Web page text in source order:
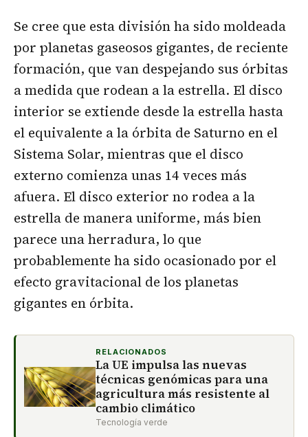
Se cree que esta división ha sido moldeada
por planetas gaseosos gigantes, de reciente
formación, que van despejando sus órbitas
a medida que rodean a la estrella. El disco
interior se extiende desde la estrella hasta
el equivalente a la órbita de Saturno en el
Sistema Solar, mientras que el disco
externo comienza unas 14 veces más
afuera. El disco exterior no rodea a la
estrella de manera uniforme, más bien
parece una herradura, lo que
probablemente ha sido ocasionado por el
efecto gravitacional de los planetas
gigantes en órbita.
RELACIONADOS
La UE impulsa las nuevas
técnicas genómicas para una
agricultura más resistente al
cambio climático
Tecnología verde